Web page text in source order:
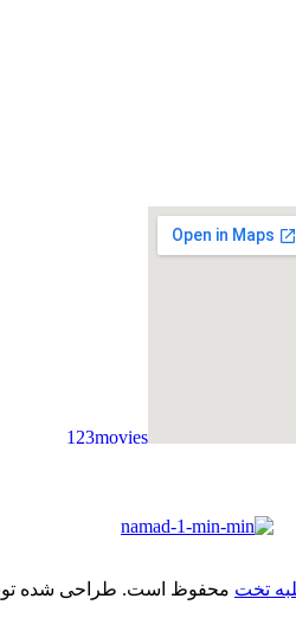
123movies
تخت محفوظ است. طراحی شده